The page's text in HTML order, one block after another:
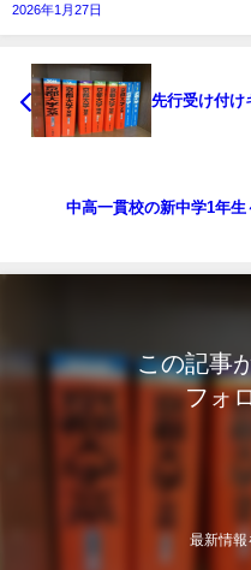
2026年1月27日
先行受け付け
中高一貫校の新中学1年
この記事
フォ
最新情報